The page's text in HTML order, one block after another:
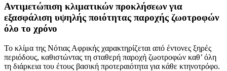
Αντιμετώπιση κλιματικών προκλήσεων για
εξασφάλιση υψηλής ποιότητας παροχής ζωοτροφών
όλο το χρόνο
Το κλίμα της Νότιας Αφρικής χαρακτηρίζεται από έντονες ξηρές
περιόδους, καθιστώντας τη σταθερή παροχή ζωοτροφών καθ’ όλη
τη διάρκεια του έτους βασική προτεραιότητα για κάθε κτηνοτρόφο.